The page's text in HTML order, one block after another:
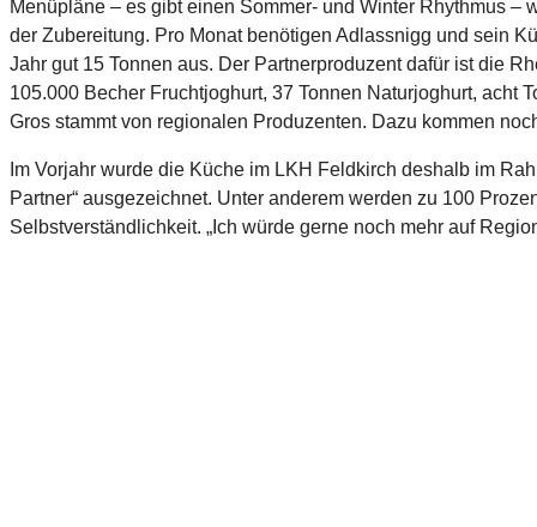
Menüpläne – es gibt einen Sommer- und Winter Rhythmus –
der Zubereitung. Pro Monat benötigen Adlassnigg und sein
Jahr gut 15 Tonnen aus. Der Partnerproduzent dafür ist die
105.000 Becher Fruchtjoghurt, 37 Tonnen Naturjoghurt, acht
Gros stammt von regionalen Produzenten. Dazu kommen
Im Vorjahr wurde die Küche im LKH Feldkirch deshalb im
Partner“ ausgezeichnet. Unter anderem werden zu 100
Selbstverständlichkeit. „Ich würde gerne noch mehr auf